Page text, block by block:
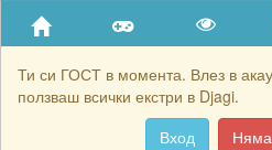
Ти си ГОСТ в момента. Влез в
ползваш всички екстри в Djagi.
Вход
Приятели
Хронология на игри